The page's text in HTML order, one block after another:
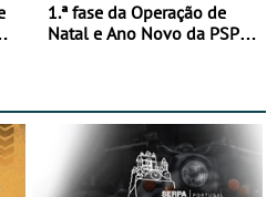
1.ª fase da Operação de
Natal e Ano Novo da PSP e